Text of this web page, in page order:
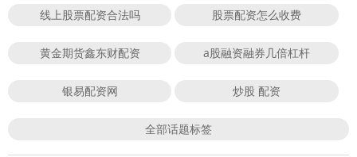
线上股票配资合法吗 股票配资怎么收费
黄金期货鑫东财配资 a股融资融券几倍杠杆
银易配资网 炒股 配资
全部话题标签